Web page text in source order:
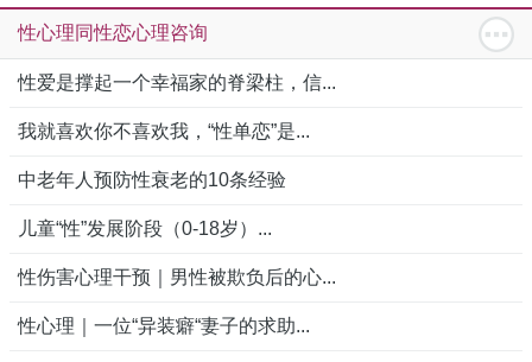
性心理同性恋心理咨询
性爱是撑起一个幸福家的脊梁柱，信...
我就喜欢你不喜欢我，“性单恋”是...
中老年人预防性衰老的10条经验
儿童“性”发展阶段（0-18岁）...
性伤害心理干预｜男性被欺负后的心...
性心理｜一位“异装癖“妻子的求助...